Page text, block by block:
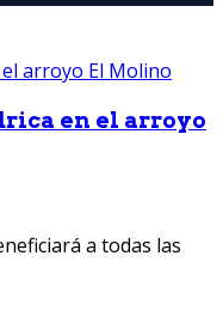
en el arroyo
a todas las